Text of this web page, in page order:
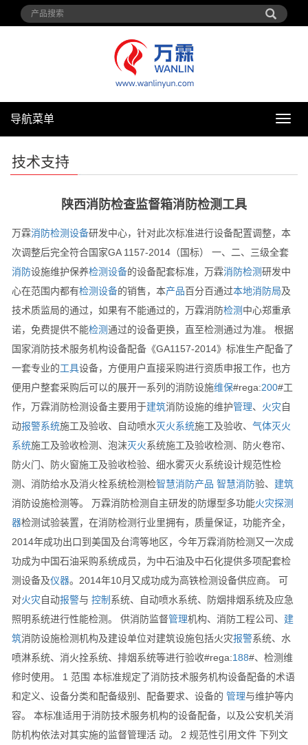
导
导航菜单
技术支持
陕西消防检查监督箱消防检测工具
万霖消防检测设备研发中心，针对此次标准进行设备配置调整，本
次调整后完全符合国家GA 1157-2014（国标） 一、二、三级全套
消防设施维护保养检测设备的设备配套标准，万霖消防检测研发中
心在范围内都有检测设备的销售，本产品百分百通过本地消防局及
技术质监局的通过，如果有不能通过的，万霖消防检测 中心郑重承
诺，免费提供不能检测通过的设备更换，直至检测通过为准。 根据
国家消防技术服务机构设备配备《GA1157-2014》标准生产配备了
一套专业的工具设备，方便用户直接采购进行资质申报工作，也方
便用户整套采购后可以的展开一系列的消防设施维保#rega:200#工
作，万霖消防检测设备主要用于建筑消防设施的维护管理、 火灾自
动报警系统施工及验收、自动喷水灭火系统施工及验收、 气体灭火
系统施工及验收检测、泡沫灭火系统施工及验收检测、防火卷帘、
防火门、防火窗施工及验收检验、细水雾灭火系统设计规范性检
测、消防给水及消火栓系统检测检智慧消防产品 智慧消防验、 建筑
消防设施检测等。 万霖消防检测自主研发的防爆型多功能火灾探测
器检测试验装置，在消防检测行业里拥有，质量保证，功能齐全，
2014年成功出口到美国及台湾等地区，今年万霖消防检测又一次成
功成为中国石油采购系统成员，为中石油及中石化提供多项配套检
测设备及仪器。2014年10月又成功成为高铁检测设备供应商。 可
对火灾自动报警与 控制 系统、自动喷水系统、防烟排烟系统及应急
照明系统进行性能检测。 供消防监督管理机构、消防工程公司、 建
筑消防设施检测机构及建设单位对建筑设施包括火灾报警系统、水
喷淋系统、消火拴系统、排烟系统等进行验收#rega:188#、检测维
修时使用。 1 范围 本标准规定了消防技术服务机构设备配备的术语
和定义、设备分类和配备级别、配备要求、设备的 管理与维护等内
容。 本标准适用于消防技术服务机构的设备配备，以及公安机关消
防机构依法对其实施的监督管理活 动。 2 规范性引用文件 下列文